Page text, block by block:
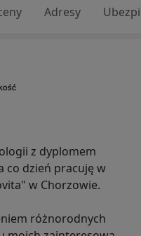
Adresy
z dyplomem
co dzień pracuję w
w Chorzowie.
różnorodnych